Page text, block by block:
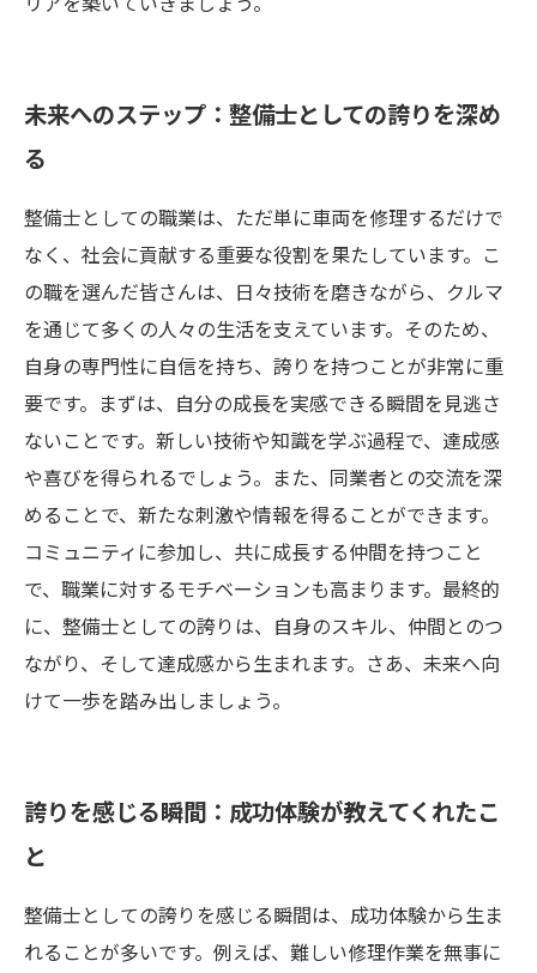
未来へのステップ：整備士としての誇りを深め
る
整備士としての職業は、ただ単に車両を修理するだけで
なく、社会に貢献する重要な役割を果たしています。こ
の職を選んだ皆さんは、日々技術を磨きながら、クルマ
を通じて多くの人々の生活を支えています。そのため、
自身の専門性に自信を持ち、誇りを持つことが非常に重
要です。まずは、自分の成長を実感できる瞬間を見逃さ
ないことです。新しい技術や知識を学ぶ過程で、達成感
や喜びを得られるでしょう。また、同業者との交流を深
めることで、新たな刺激や情報を得ることができます。
コミュニティに参加し、共に成長する仲間を持つこと
で、職業に対するモチベーションも高まります。最終的
に、整備士としての誇りは、自身のスキル、仲間とのつ
ながり、そして達成感から生まれます。さあ、未来へ向
けて一歩を踏み出しましょう。
誇りを感じる瞬間：成功体験が教えてくれたこ
と
整備士としての誇りを感じる瞬間は、成功体験から生ま
れることが多いです。例えば、難しい修理作業を無事に